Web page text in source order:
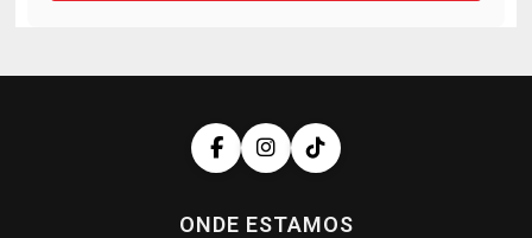
ONDE ESTAMOS